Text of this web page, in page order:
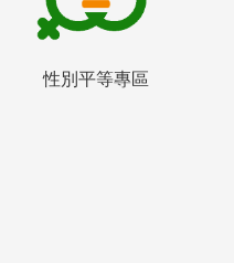
性別平等專區